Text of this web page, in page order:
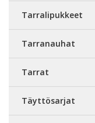
Tarralipukkeet
Tarranauhat
Tarrat
Täyttösarjat